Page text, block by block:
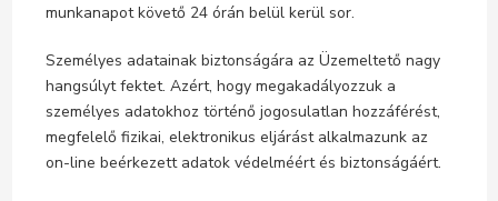
munkanapot követő 24 órán belül kerül sor.
Személyes adatainak biztonságára az Üzemeltető nagy
hangsúlyt fektet. Azért, hogy megakadályozzuk a
személyes adatokhoz történő jogosulatlan hozzáférést,
megfelelő fizikai, elektronikus eljárást alkalmazunk az
on-line beérkezett adatok védelméért és biztonságáért.